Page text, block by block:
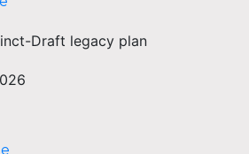
Draft legacy plan